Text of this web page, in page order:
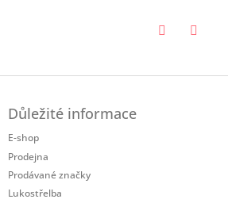
Důležité informace
E-shop
Prodejna
Prodávané značky
Lukostřelba